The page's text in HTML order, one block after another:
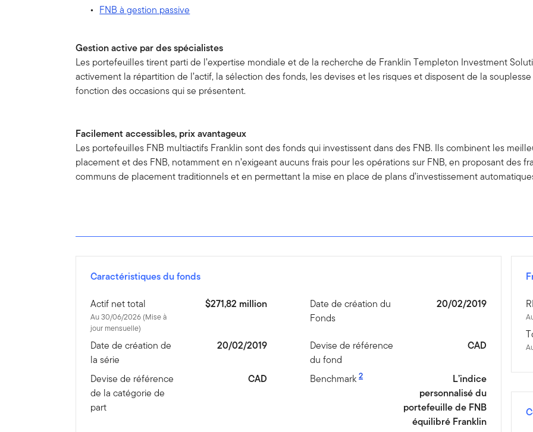
FNB à gestion passive
Gestion active par des spécialistes
Les portefeuilles tirent parti de l’expertise mondiale et de la recherche de Franklin Templeton Investment
activement la répartition de l’actif, la sélection des fonds, les devises et les risques et disposent de la
fonction des occasions qui se présentent.
Facilement accessibles, prix avantageux
Les portefeuilles FNB multiactifs Franklin sont des fonds qui investissent dans des FNB. Ils combinent les
placement et des FNB, notamment en n’exigeant aucuns frais pour les opérations sur FNB, en proposant des
communs de placement traditionnels et en permettant la mise en place de plans d’investissement
Caractéristiques du fonds
Actif net total
Au 30/06/2026 (Mise à
jour mensuelle)
$271,82 million
Date de création du
Fonds
20/02/2019
Date de création de
la série
20/02/2019
Devise de référence
du fond
CAD
Devise de référence
de la catégorie de
part
CAD Benchmark 2
L’indice
personnalisé du
portefeuille de FNB
équilibré Franklin